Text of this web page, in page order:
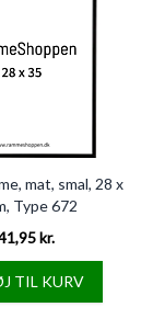
mat, smal, 28 x
Type 672
kr.
TIL KURV